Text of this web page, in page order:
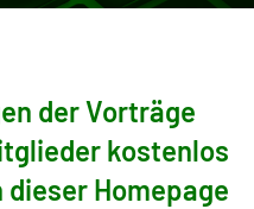
der Vorträge
kostenlos
Homepage